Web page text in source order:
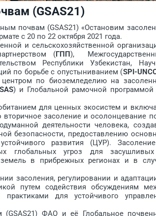
(GSAS21)
почвам (GSAS21) «Остановим
с 20 по 22 октября 2021 года.
и сельскохозяйственной
(ГПП),
Республики Узбекистан,
по борьбе с опустыниванием (SPI-
по биоземледелию на
) и Глобальной рамочной
для ценных экосистем и
засоление и осолонцевание
деятельности человека,
безопасности, предоставлению
развития (ЦУР).
глобальных угроз для
в прибрежных регионах и в
засоления, регулировании и
путем содействия обсуждениям
для устойчивого
ФАО и её Глобальное